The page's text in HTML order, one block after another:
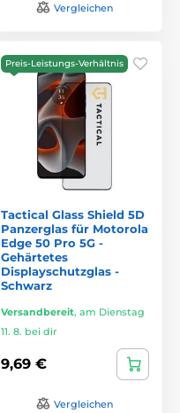
Vergleichen
Preis-Leistungs-Verhältnis
Tactical Glass Shield 5D
Panzerglas für Motorola
Edge 50 Pro 5G -
Gehärtetes
Displayschutzglas -
Schwarz
Versandbereit, am Dienstag
11. 8. bei dir
9,69 €
Vergleichen